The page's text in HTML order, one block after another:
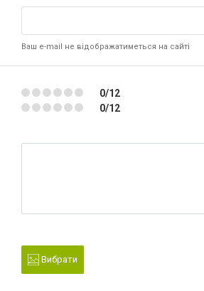
Ваш e-mail не відображатиметься на сайті
0/12
0/12
Вибрати